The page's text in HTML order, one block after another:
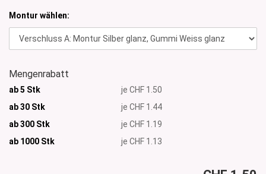
Montur wählen:
Mengenrabatt
ab 5 Stk
je CHF 1.50
ab 30 Stk
je CHF 1.44
ab 300 Stk
je CHF 1.19
ab 1000 Stk je CHF 1.13